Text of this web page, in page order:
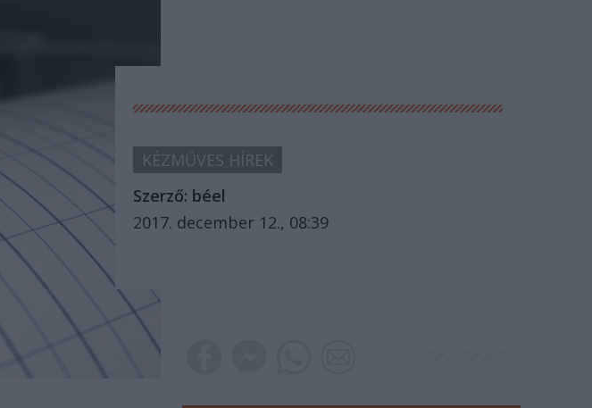
KÉZMŰVES HÍREK
Szerző: béel
2017. december 12., 08:39